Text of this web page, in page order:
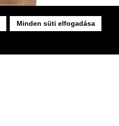
Minden süti elfogadása